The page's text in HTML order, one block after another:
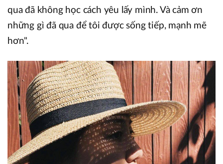
qua đã không học cách yêu lấy mình. Và cảm ơn
những gì đã qua để tôi được sống tiếp, mạnh mẽ
hơn".